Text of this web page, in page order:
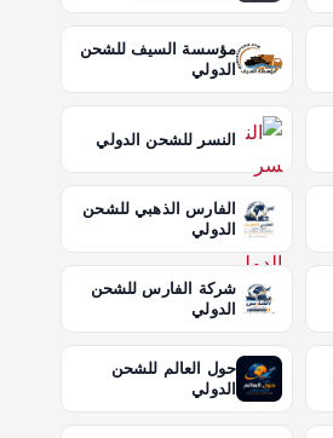
مؤسسة السيف للشحن
الدولي
النسر للشحن الدولي
الفارس الذهبي للشحن
الدولي
شركة الفارس للشحن
الدولي
حول العالم للشحن
الدولي